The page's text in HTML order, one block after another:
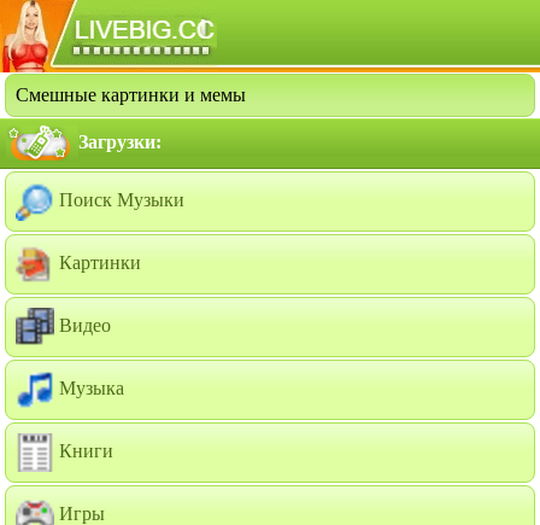
Смешные картинки и мемы
Загрузки:
Поиск Музыки
Картинки
Видео
Музыка
Книги
Игры